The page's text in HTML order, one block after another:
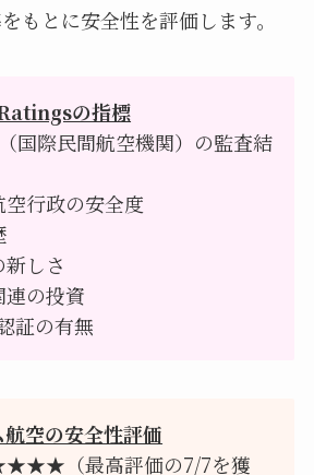
もとに安全性を評価します。
の指標
国際民間航空機関）の監査結
空行政の安全度
新しさ
連の投資
証の有無
航空の安全性評価
（最高評価の7/7を獲